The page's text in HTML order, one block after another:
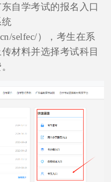
自学考试的报名入口
selfec/），考生在系
材料并选择考试科目